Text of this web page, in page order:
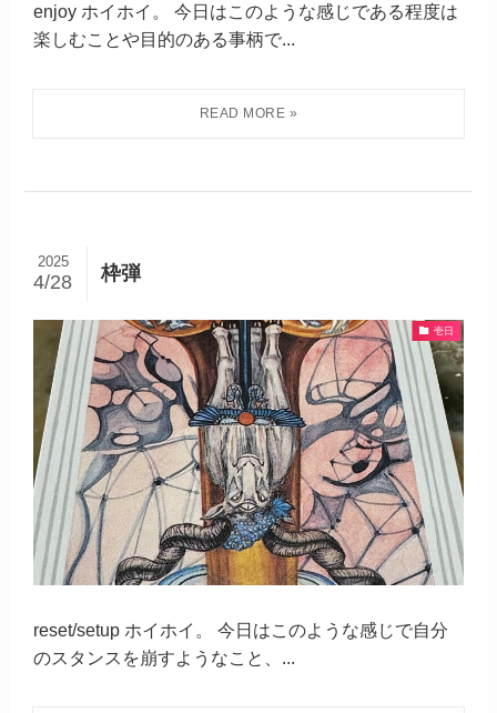
enjoy ホイホイ。 今日はこのような感じである程度は
楽しむことや目的のある事柄で...
枠弾
2025
4/28
壱日
reset/setup ホイホイ。 今日はこのような感じで自分
のスタンスを崩すようなこと、...